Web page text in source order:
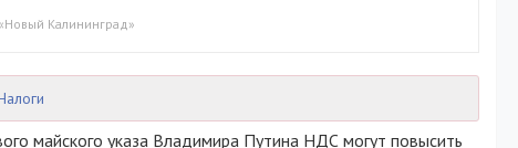
Калининград»
майского указа Владимира Путина НДС могут повысить